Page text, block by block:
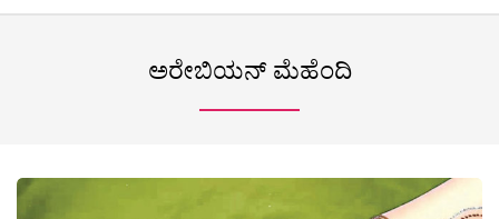
ಅರೇಬಿಯನ್ ಮೆಹೆಂದಿ